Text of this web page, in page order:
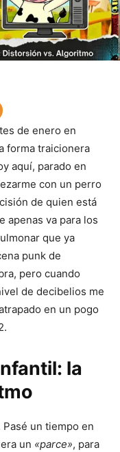
de enero en
forma traicionera
aquí, parado en
con un perro
de quien está
apenas va para los
que ya
punk de
pero cuando
de decibelios me
en un pogo
la
un tiempo en
un «parce», para